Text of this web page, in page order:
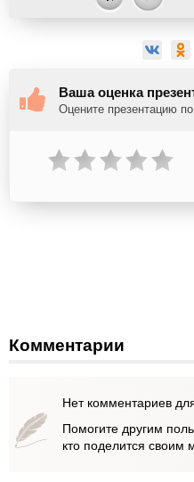
Ваша оценка
Оцените презентацию
Комментарии
Нет комментариев
Помогите другим
кто поделится своим